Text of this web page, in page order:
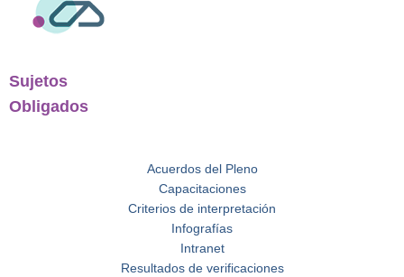
Sujetos
Obligados
Acuerdos del Pleno
Capacitaciones
Criterios de interpretación
Infografías
Intranet
Resultados de verificaciones